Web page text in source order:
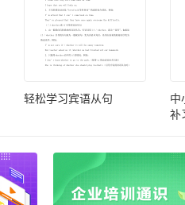
轻松学习宾语从句
中
补